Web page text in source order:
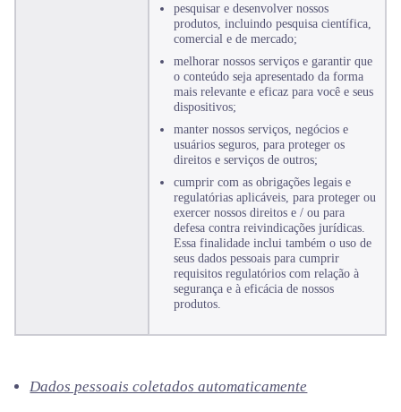
pesquisar e desenvolver nossos
produtos, incluindo pesquisa científica,
comercial e de mercado;
melhorar nossos serviços e garantir que
o conteúdo seja apresentado da forma
mais relevante e eficaz para você e seus
dispositivos;
manter nossos serviços, negócios e
usuários seguros, para proteger os
direitos e serviços de outros;
cumprir com as obrigações legais e
regulatórias aplicáveis, para proteger ou
exercer nossos direitos e / ou para
defesa contra reivindicações jurídicas.
Essa finalidade inclui também o uso de
seus dados pessoais para cumprir
requisitos regulatórios com relação à
segurança e à eficácia de nossos
produtos.
Dados pessoais coletados automaticamente